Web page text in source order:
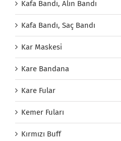
Kafa Bandı, Alın Bandı
Kafa Bandı, Saç Bandı
Kar Maskesi
Kare Bandana
Kare Fular
Kemer Fuları
Kırmızı Buff